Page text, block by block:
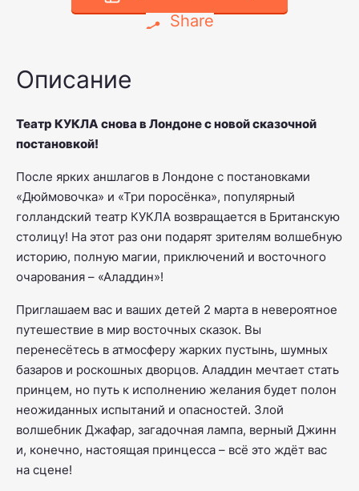
Share
Описание
Театр КУКЛА снова в Лондоне с новой сказочной
постановкой!
После ярких аншлагов в Лондоне с постановками
«Дюймовочка» и «Три поросёнка», популярный
голландский театр КУКЛА возвращается в Британскую
столицу! На этот раз они подарят зрителям волшебную
историю, полную магии, приключений и восточного
очарования – «Аладдин»!
Приглашаем вас и ваших детей 2 марта в невероятное
путешествие в мир восточных сказок. Вы
перенесётесь в атмосферу жарких пустынь, шумных
базаров и роскошных дворцов. Аладдин мечтает стать
принцем, но путь к исполнению желания будет полон
неожиданных испытаний и опасностей. Злой
волшебник Джафар, загадочная лампа, верный Джинн
и, конечно, настоящая принцесса – всё это ждёт вас
на сцене!